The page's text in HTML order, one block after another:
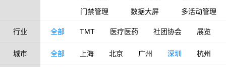
门禁管理
数据大屏 多活动管理
行业 全部 TMT 医疗医药 社团协会 展览
城市 全部 上海 北京 广州 深圳 杭州